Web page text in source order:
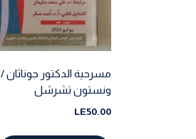
مسرحية الدكتور جوناثان /
ونستون تشرشل
LE50.00